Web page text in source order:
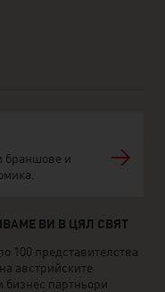
браншове и
ВИ В ЦЯЛ СВЯТ
100 представителства
австрийските
бизнес партньори